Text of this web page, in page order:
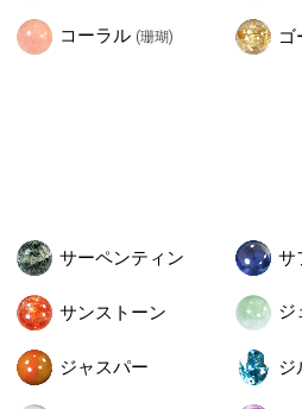
コーラル (珊瑚) ゴ
サーペンティン サ
サンストーン ジ
ジャスパー ジ